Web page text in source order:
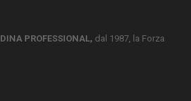
DINA PROFESSIONAL, dal 1987, la Forza